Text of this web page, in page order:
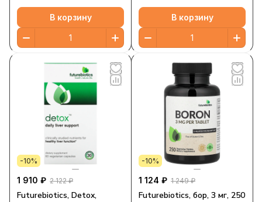
В корзину В корзину
-10%
1 910 ₽ 2 122 ₽
Futurebiotics, Detox,
-10%
1 124 ₽ 1 249 ₽
Futurebiotics, бор, 3 мг, 250